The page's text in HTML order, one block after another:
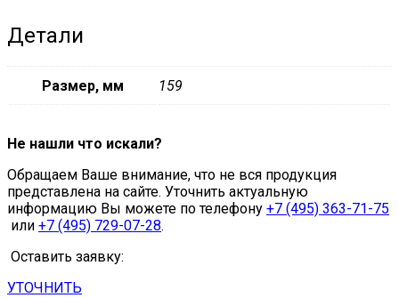
Детали
Размер, мм 159
Не нашли что искали?
Обращаем Ваше внимание, что не вся продукция
представлена на сайте. Уточнить актуальную
информацию Вы можете по телефону +7 (495) 363-71-75
или +7 (495) 729-07-28.
Оставить заявку:
УТОЧНИТЬ